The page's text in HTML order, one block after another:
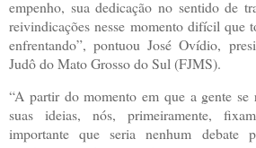
empenho, sua dedicação no sentido de
reivindicações nesse momento difícil que
enfrentando”, pontuou José Ovídio,
Judô do Mato Grosso do Sul (FJMS).
“A partir do momento em que a gente se
suas ideias, nós, primeiramente,
importante que seria nenhum debate